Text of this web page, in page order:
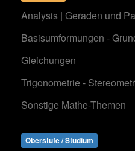
Analysis | Geraden und
Basisumformungen -
Gleichungen
Trigonometrie -
Sonstige Mathe-Themen
Oberstufe / Studium